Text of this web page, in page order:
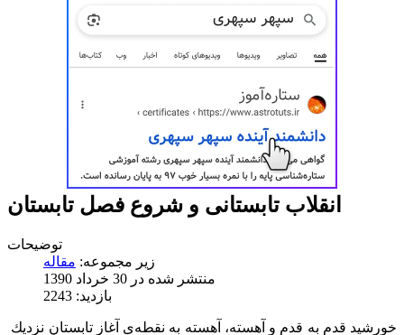
انقلاب تابستانی و شروع فصل تابستان
توضیحات
زیر مجموعه:
منتشر شده در 30 خرداد 1390
بازدید: 2243